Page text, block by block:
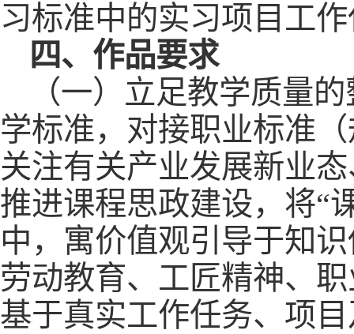
习标准中的实习项目工
四、作品要求
（一）立足教学质量
学标准，对接职业标准
关注有关产业发展新业
推进课程思政建设，将“
中，寓价值观引导于知
劳动教育、工匠精神、
基于真实工作任务、项